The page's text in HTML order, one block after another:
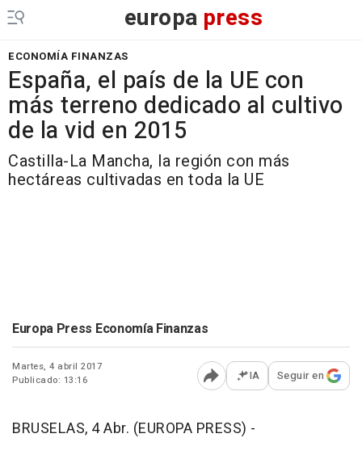
europa press
ECONOMÍA FINANZAS
España, el país de la UE con
más terreno dedicado al cultivo
de la vid en 2015
Castilla-La Mancha, la región con más
hectáreas cultivadas en toda la UE
Europa Press Economía Finanzas
Martes, 4 abril 2017
Publicado: 13:16
Abrir opciones para
IA Seguir en
BRUSELAS, 4 Abr. (EUROPA PRESS) -